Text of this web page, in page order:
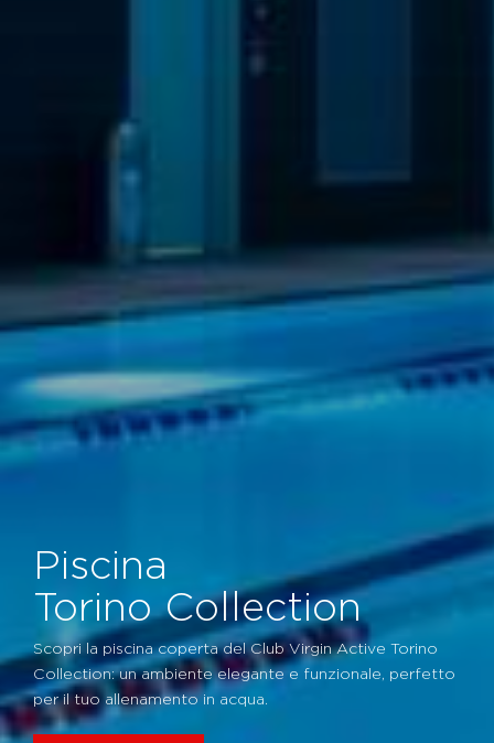
Piscina
Torino Collection
Scopri la piscina coperta del Club Virgin Active Torino
Collection: un ambiente elegante e funzionale, perfetto
per il tuo allenamento in acqua.